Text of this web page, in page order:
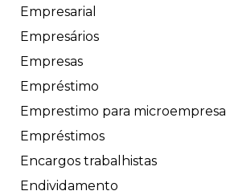
Empresarial
Empresários
Empresas
Empréstimo
Emprestimo para microempresa
Empréstimos
Encargos trabalhistas
Endividamento